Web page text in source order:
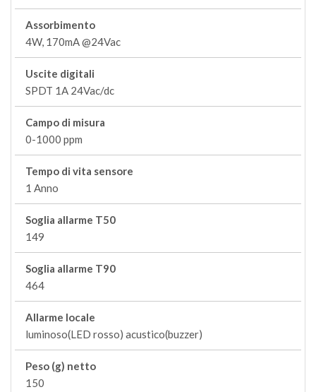
Assorbimento
4W, 170mA @24Vac
Uscite digitali
SPDT 1A 24Vac/dc
Campo di misura
0-1000 ppm
Tempo di vita sensore
1 Anno
Soglia allarme T50
149
Soglia allarme T90
464
Allarme locale
luminoso(LED rosso) acustico(buzzer)
Peso (g) netto
150